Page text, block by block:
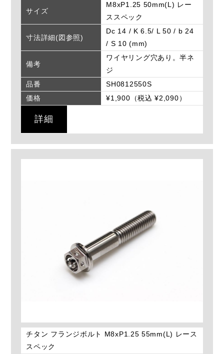
サイズ
M8xP1.25 50mm(L) レー
ススペック
寸法詳細(図参照)
Dc 14 / K 6.5/ L 50 / b 24
/ S 10 (mm)
備考
ワイヤリング穴あり。半ネ
ジ
品番
SH0812550S
価格
¥1,900（税込 ¥2,090）
詳細
チタン フランジボルト M8xP1.25 55mm(L) レース
スペック